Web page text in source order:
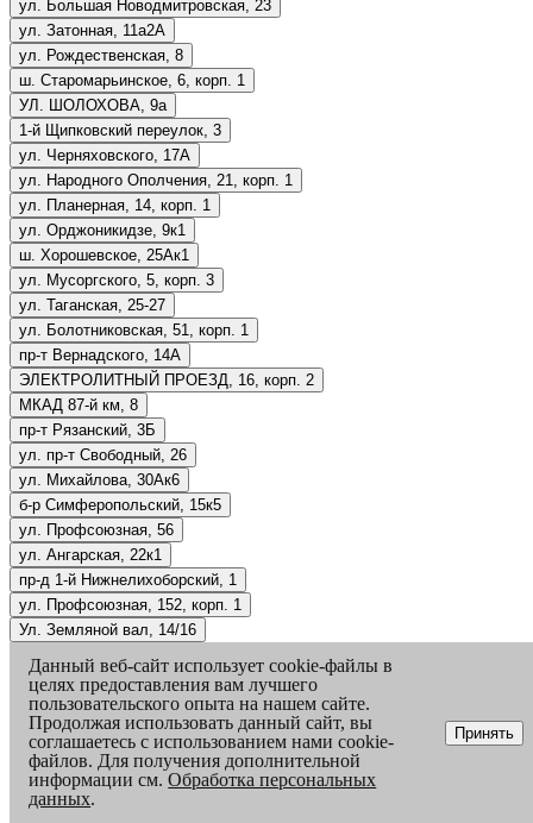
ул. Большая Новодмитровская, 23
ул. Затонная, 11а2А
ул. Рождественская, 8
ш. Старомарьинское, 6, корп. 1
УЛ. ШОЛОХОВА, 9а
1-й Щипковский переулок, 3
ул. Черняховского, 17А
ул. Народного Ополчения, 21, корп. 1
ул. Планерная, 14, корп. 1
ул. Орджоникидзе, 9к1
ш. Хорошевское, 25Ак1
ул. Мусоргского, 5, корп. 3
ул. Таганская, 25-27
ул. Болотниковская, 51, корп. 1
пр-т Вернадского, 14А
ЭЛЕКТРОЛИТНЫЙ ПРОЕЗД, 16, корп. 2
МКАД 87-й км, 8
пр-т Рязанский, 3Б
ул. пр-т Свободный, 26
ул. Михайлова, 30Ак6
б-р Симферопольский, 15к5
ул. Профсоюзная, 56
ул. Ангарская, 22к1
пр-д 1-й Нижнелихоборский, 1
ул. Профсоюзная, 152, корп. 1
Ул. Земляной вал, 14/16
ш. Дмитровское, 169, корп. 1
ул. Полярная, 27к2
ул.1-я Измайловского Зверинца, 8, вход 1А
2-й Сельскохозяйственный проезд, 6
ул. Тушинская, 19
Манежная площадь, 1 стр. 2
ул. Коптевская, 22
Данный веб-сайт использует cookie-файлы в
целях предоставления вам лучшего
пользовательского опыта на нашем сайте.
Продолжая использовать данный сайт, вы
соглашаетесь с использованием нами cookie-
файлов. Для получения дополнительной
информации см.Обработка персональных
данных.
Принять